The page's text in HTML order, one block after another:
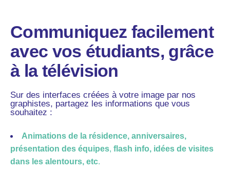
Follow Us
Communiquez facilement
avec vos étudiants, grâce
à la télévision
Sur des interfaces créées à votre image par nos
graphistes, partagez les informations que vous
souhaitez :
Animations de la résidence, anniversaires,
présentation des équipes, flash info, idées de visites
dans les alentours, etc.